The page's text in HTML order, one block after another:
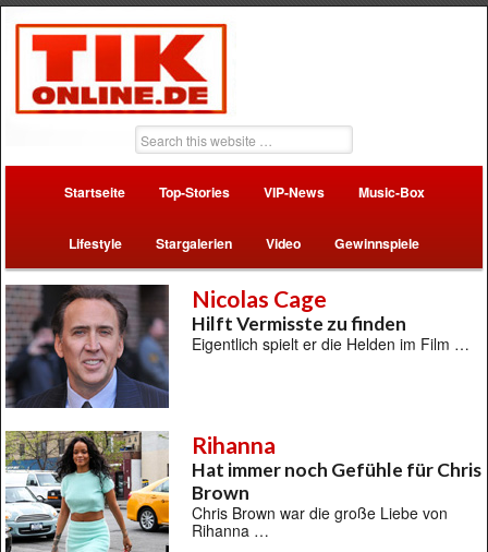
Startseite Top-Stories VIP-News Music-Box
Lifestyle Stargalerien Video Gewinnspiele
Nicolas Cage
Hilft Vermisste zu finden
Eigentlich spielt er die Helden im Film …
Rihanna
Hat immer noch Gefühle für Chris
Brown
Chris Brown war die große Liebe von
Rihanna …